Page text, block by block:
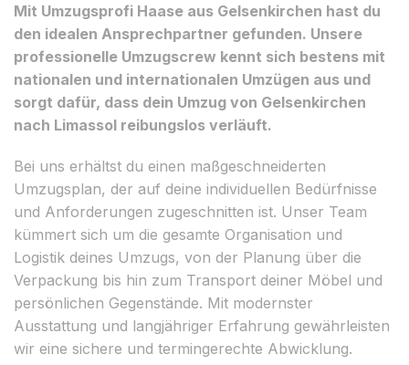
Mit Umzugsprofi Haase aus Gelsenkirchen hast du
den idealen Ansprechpartner gefunden. Unsere
professionelle Umzugscrew kennt sich bestens mit
nationalen und internationalen Umzügen aus und
sorgt dafür, dass dein Umzug von Gelsenkirchen
nach Limassol reibungslos verläuft.
Bei uns erhältst du einen maßgeschneiderten
Umzugsplan, der auf deine individuellen Bedürfnisse
und Anforderungen zugeschnitten ist. Unser Team
kümmert sich um die gesamte Organisation und
Logistik deines Umzugs, von der Planung über die
Verpackung bis hin zum Transport deiner Möbel und
persönlichen Gegenstände. Mit modernster
Ausstattung und langjähriger Erfahrung gewährleisten
wir eine sichere und termingerechte Abwicklung.